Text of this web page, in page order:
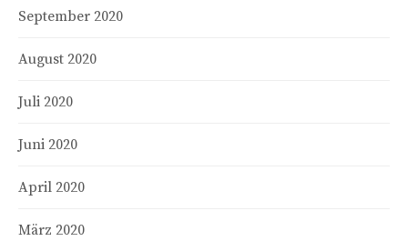
September 2020
August 2020
Juli 2020
Juni 2020
April 2020
März 2020